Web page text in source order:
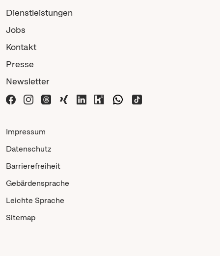
Dienstleistungen
Jobs
Kontakt
Presse
Newsletter
Impressum
Datenschutz
Barrierefreiheit
Gebärdensprache
Leichte Sprache
Sitemap